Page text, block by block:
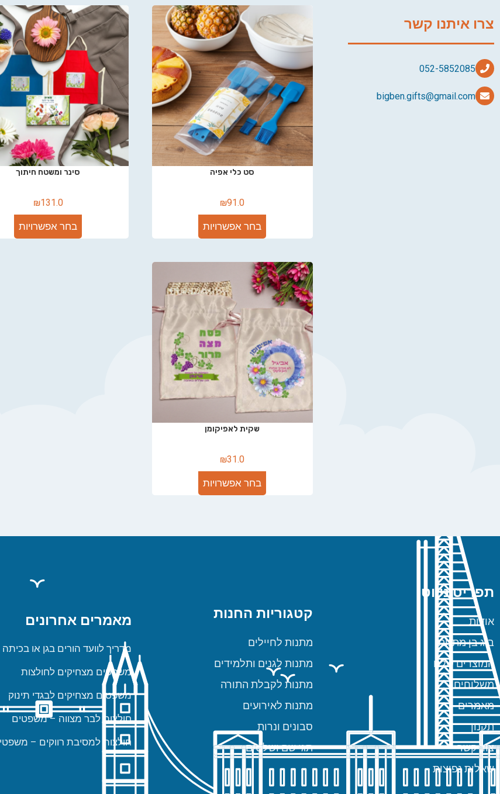
צרו איתנו קשר
bigben.gifts@gmail.com
סט כלי אפיה
₪91.0
בחר אפשרויות
סינר ומשטח חיתוך
₪131.0
בחר אפשרויות
שקית לאפיקומן
₪31.0
בחר אפשרויות
תפריט ניווט
אודות
ביג בן מתנות
המוצרים שלנו
משלוחים
מאמרים
תקנון
צור קשר
שאלות נפוצות
קטגוריות החנות
מתנות לחיילים
מתנות לגנים ותלמידים
מתנות לקבלת התורה
מתנות לאירועים
סבונים ונרות
תגי שם ושלטים
מאמרים אחרונים
מדריך לוועד הורים בגן או בכיתה
משפטים מצחיקים לחולצות
משפטים מצחיקים לבגדי תינוק
חולצות לבר מצווה – משפטים
חולצות למסיבת רווקים –